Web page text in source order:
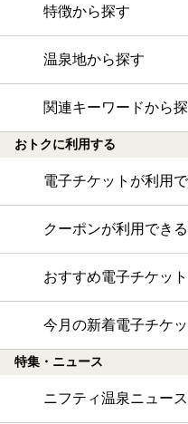
特徴から探す
温泉地から探す
関連キーワードから
おトクに利用する
電子チケットが利用
クーポンが利用でき
おすすめ電子チケッ
今月の新着電子チケ
特集・ニュース
ニフティ温泉ニュース